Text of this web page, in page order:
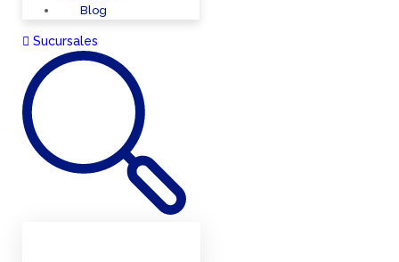
Blog
Sucursales